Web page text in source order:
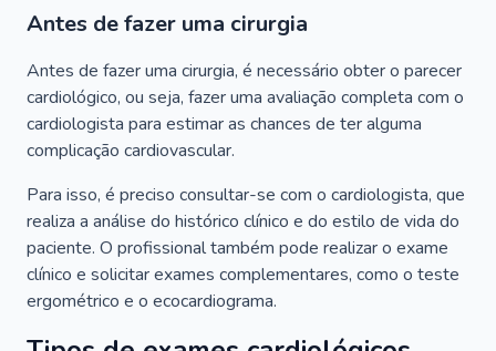
Antes de fazer uma cirurgia
Antes de fazer uma cirurgia, é necessário obter o parecer
cardiológico, ou seja, fazer uma avaliação completa com o
cardiologista para estimar as chances de ter alguma
complicação cardiovascular.
Para isso, é preciso consultar-se com o cardiologista, que
realiza a análise do histórico clínico e do estilo de vida do
paciente. O profissional também pode realizar o exame
clínico e solicitar exames complementares, como o teste
ergométrico e o ecocardiograma.